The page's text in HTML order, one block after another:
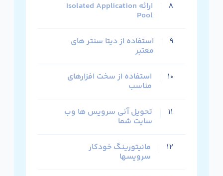
۸ ارائه Isolated Application
Pool
۹ استفاده از دیتا سنتر های
معتبر
۱۰ استفاده از سخت افزارهای
مناسب
۱۱ تحویل آنی سرویس ها وب
سایت شما
۱۲ مانیتورینگ خودکار
سرویسها